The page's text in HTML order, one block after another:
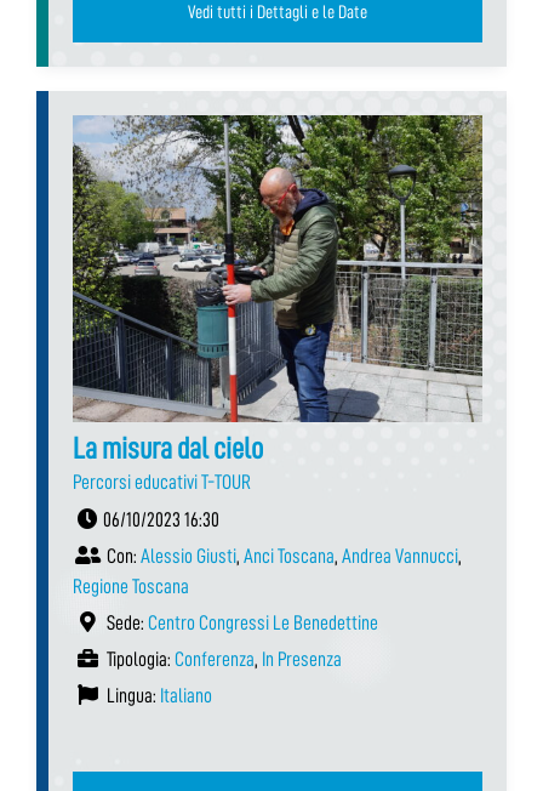
Vedi tutti i Dettagli e le Date
La misura dal cielo
Percorsi educativi T-TOUR
06/10/2023 16:30
Con: Alessio Giusti, Anci Toscana, Andrea Vannucci,
Regione Toscana
Sede: Centro Congressi Le Benedettine
Tipologia: Conferenza, In Presenza
Lingua: Italiano